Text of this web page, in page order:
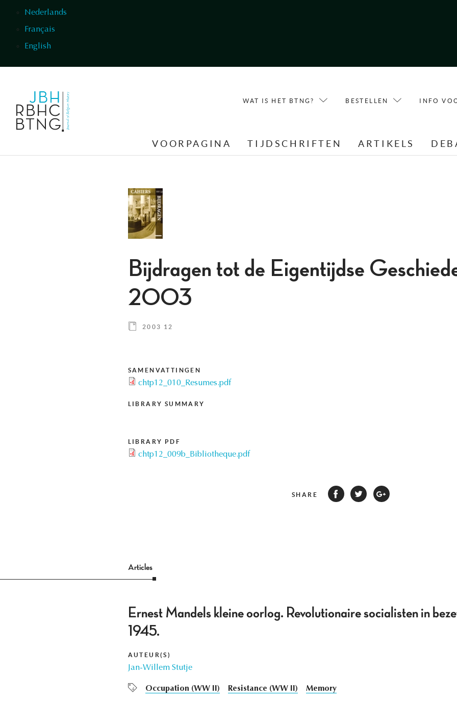
Nederlands
Français
English
WAT IS HET BTNG? BESTELLEN INFO
VOORPAGINA TIJDSCHRIFTEN ARTIKELS
Bijdragen tot de Eigentijdse
2003
2003 12
SAMENVATTINGEN
chtp12_010_Resumes.pdf
LIBRARY SUMMARY
LIBRARY PDF
chtp12_009b_Bibliotheque.pdf
SHARE
Articles
Ernest Mandels kleine oorlog. Revolutionaire socialisten in
1945.
AUTEUR(S)
Jan-Willem Stutje
Occupation (WW II) Resistance (WW II) Memory